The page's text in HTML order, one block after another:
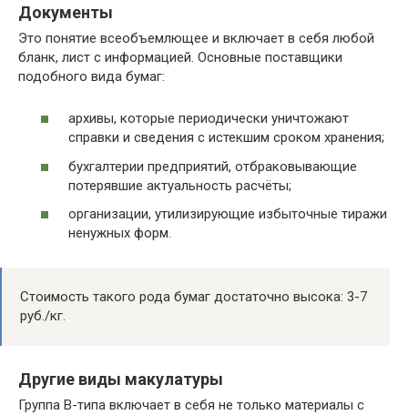
Документы
Это понятие всеобъемлющее и включает в себя любой
бланк, лист с информацией. Основные поставщики
подобного вида бумаг:
архивы, которые периодически уничтожают
справки и сведения с истекшим сроком хранения;
бухгалтерии предприятий, отбраковывающие
потерявшие актуальность расчёты;
организации, утилизирующие избыточные тиражи
ненужных форм.
Стоимость такого рода бумаг достаточно высока: 3-7
руб./кг.
Другие виды макулатуры
Группа В-типа включает в себя не только материалы с